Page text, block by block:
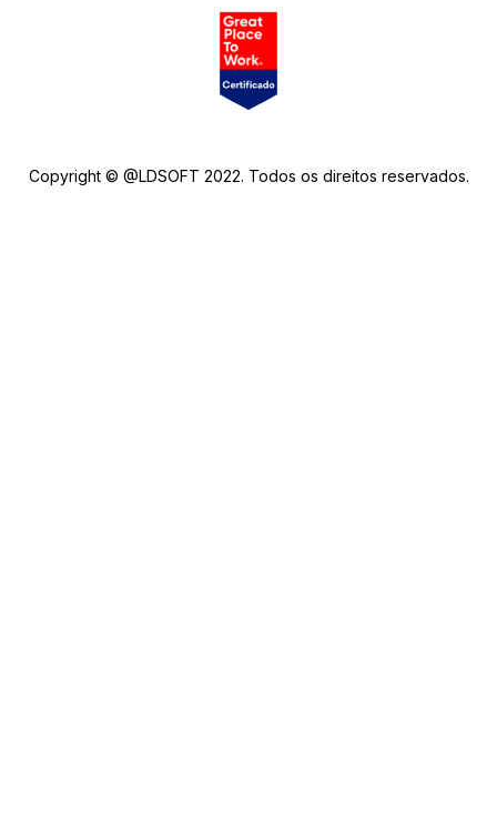
Copyright © @LDSOFT 2022. Todos os direitos reservados.